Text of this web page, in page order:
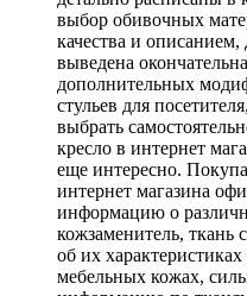
выбор обивочных
качества и описанием,
выведена
дополнительных
стульев для
выбрать
кресло в интернет
еще интересно.
интернет магазина
информацию о
кожзаменитель, ткань
об их
мебельных кожах,